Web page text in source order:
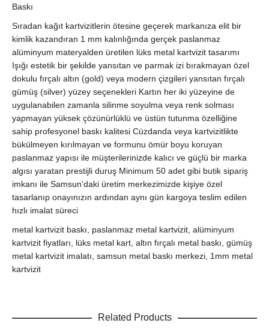
Baskı
Sıradan kağıt kartvizitlerin ötesine geçerek markanıza elit bir
kimlik kazandıran 1 mm kalınlığında gerçek paslanmaz
alüminyum materyalden üretilen lüks metal kartvizit tasarımı
Işığı estetik bir şekilde yansıtan ve parmak izi bırakmayan özel
dokulu fırçalı altın (gold) veya modern çizgileri yansıtan fırçalı
gümüş (silver) yüzey seçenekleri Kartın her iki yüzeyine de
uygulanabilen zamanla silinme soyulma veya renk solması
yapmayan yüksek çözünürlüklü ve üstün tutunma özelliğine
sahip profesyonel baskı kalitesi Cüzdanda veya kartvizitlikte
bükülmeyen kırılmayan ve formunu ömür boyu koruyan
paslanmaz yapısı ile müşterilerinizde kalıcı ve güçlü bir marka
algısı yaratan prestijli duruş Minimum 50 adet gibi butik sipariş
imkanı ile Samsun’daki üretim merkezimizde kişiye özel
tasarlanıp onayınızın ardından aynı gün kargoya teslim edilen
hızlı imalat süreci
metal kartvizit baskı, paslanmaz metal kartvizit, alüminyum
kartvizit fiyatları, lüks metal kart, altın fırçalı metal baskı, gümüş
metal kartvizit imalatı, samsun metal baskı merkezi, 1mm metal
kartvizit
Related Products